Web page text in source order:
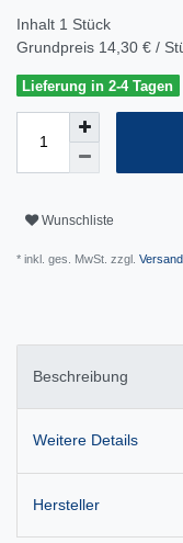
Inhalt 1 Stück
Grundpreis 14,30 € /
Lieferung in 2-4 Tagen
Wunschliste
* inkl. ges. MwSt. zzgl.
Beschreibung
Weitere Details
Hersteller